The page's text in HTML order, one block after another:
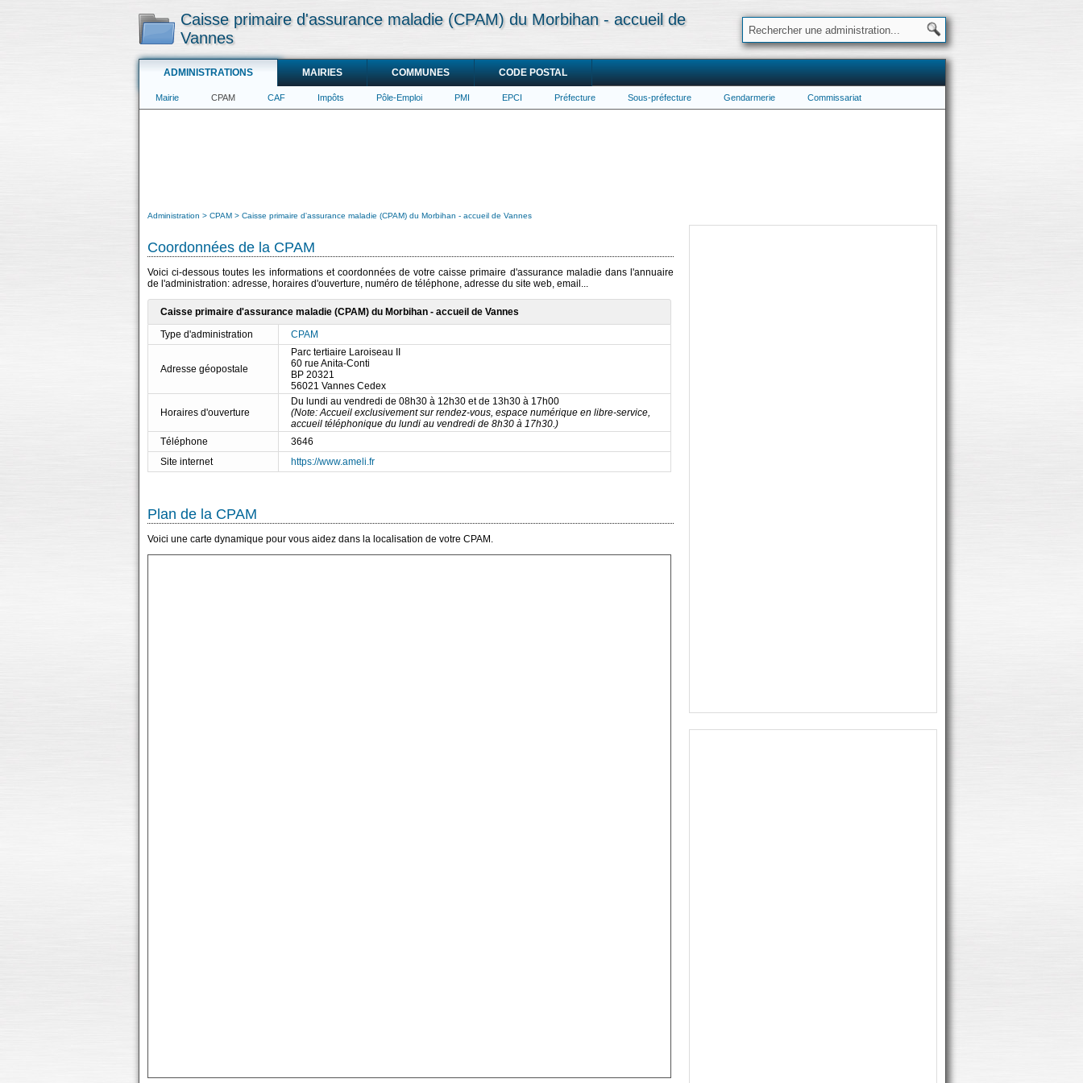
Caisse primaire d'assurance maladie (CPAM) du Morbihan - accueil de
Vannes
ADMINISTRATIONS MAIRIES COMMUNES CODE POSTAL
Mairie CPAM CAF Impôts Pôle-Emploi PMI EPCI Préfecture Sous-préfecture Gendarmerie Commissariat
Administration CPAM Caisse primaire d'assurance maladie (CPAM) du Morbihan - accueil de Vannes
Coordonnées de la CPAM
Voici ci-dessous toutes les informations et coordonnées de votre caisse primaire d'assurance maladie dans l'annuaire
de l'administration: adresse, horaires d'ouverture, numéro de téléphone, adresse du site web, email...
Caisse primaire d'assurance maladie (CPAM) du Morbihan - accueil de Vannes
Type d'administration
CPAM
Adresse géopostale
Parc tertiaire Laroiseau II
60 rue Anita-Conti
BP 20321
56021 Vannes Cedex
Horaires d'ouverture
Du lundi au vendredi de 08h30 à 12h30 et de 13h30 à 17h00
(Note: Accueil exclusivement sur rendez-vous, espace numérique en libre-service,
accueil téléphonique du lundi au vendredi de 8h30 à 17h30.)
Téléphone
3646
Site internet
https://www.ameli.fr
Plan de la CPAM
Voici une carte dynamique pour vous aidez dans la localisation de votre CPAM.